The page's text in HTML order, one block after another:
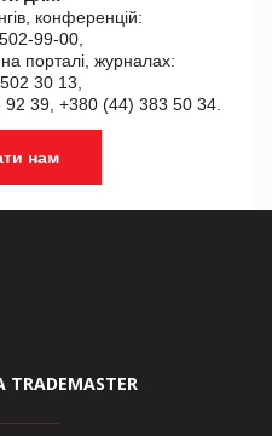
конференцій:
99-00,
порталі, журналах:
30 13,
92 39, +380 (44) 383 50 34.
нам